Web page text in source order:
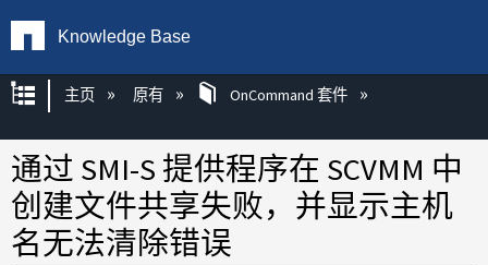
Knowledge Base
扩展/隐缩全局层次
主页 原有 OnCommand 套件
通过 SMI-S 提供程序在 SCVMM 中
创建文件共享失败，并显示主机
名无法清除错误